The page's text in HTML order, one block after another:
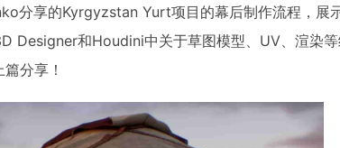
分享的Kyrgyzstan Yurt项目的幕后制作流程，展
Designer和Houdini中关于草图模型、UV、渲染
分享！